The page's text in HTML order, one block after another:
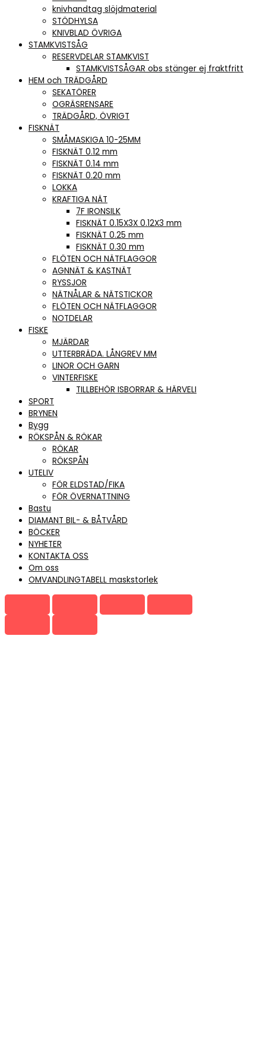
knivhandtag slöjdmaterial
STÖDHYLSA
KNIVBLAD ÖVRIGA
STAMKVISTSÅG
RESERVDELAR STAMKVIST
STAMKVISTSÅGAR obs stänger ej fraktfritt
HEM och TRÄDGÅRD
SEKATÖRER
OGRÄSRENSARE
TRÄDGÅRD, ÖVRIGT
FISKNÄT
SMÅMASKIGA 10-25MM
FISKNÄT 0.12 mm
FISKNÄT 0.14 mm
FISKNÄT 0.20 mm
LOKKA
KRAFTIGA NÄT
7F IRONSILK
FISKNÄT 0.15X3X 0.12X3 mm
FISKNÄT 0.25 mm
FISKNÄT 0.30 mm
FLÖTEN OCH NÄTFLAGGOR
AGNNÄT & KASTNÄT
RYSSJOR
NÄTNÅLAR & NÄTSTICKOR
FLÖTEN OCH NÄTFLAGGOR
NOTDELAR
FISKE
MJÄRDAR
UTTERBRÄDA. LÅNGREV MM
LINOR OCH GARN
VINTERFISKE
TILLBEHÖR ISBORRAR & HÄRVELI
SPORT
BRYNEN
Bygg
RÖKSPÅN & RÖKAR
RÖKAR
RÖKSPÅN
UTELIV
FÖR ELDSTAD/FIKA
FÖR ÖVERNATTNING
Bastu
DIAMANT BIL- & BÅTVÅRD
BÖCKER
NYHETER
KONTAKTA OSS
Om oss
OMVANDLINGTABELL maskstorlek